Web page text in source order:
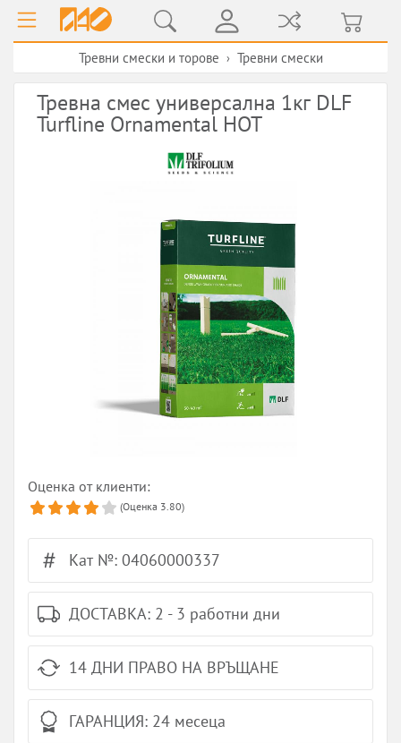
Тревни смески и торове › Тревни смески
Тревна смес универсална 1кг DLF
Turfline Ornamental HOT
Оценка от клиенти:
(Оценка 3.80)
Кат №: 04060000337
ДОСТАВКА: 2 - 3 работни дни
14 ДНИ ПРАВО НА ВРЪЩАНЕ
ГАРАНЦИЯ: 24 месеца